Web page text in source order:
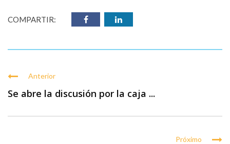
COMPARTIR:
Anterior
Se abre la discusión por la caja ...
Próximo